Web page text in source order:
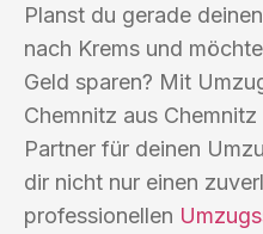
Planst du gerade
nach Krems und
Geld sparen? Mit
Chemnitz aus
Partner für deinen
dir nicht nur einen
professionellen